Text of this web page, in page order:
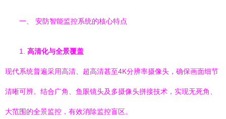
一、 安防智能监控系统的核心特点
1. 高清化与全景覆盖
现代系统普遍采用高清、超高清甚至4K分辨率摄像头，确保画面细节
清晰可辨。结合广角、鱼眼镜头及多摄像头拼接技术，实现无死角、
大范围的全景监控，有效消除监控盲区。